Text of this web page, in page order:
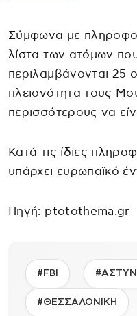
Σύμφωνα με
λίστα των ατόμων
περιλαμβάνονται 25
πλειονότητα τους
περισσότερους να
Κατά τις ίδιες
υπάρχει ευρωπαϊκό
Πηγή: ptotothema.gr
#FBI
#ΘΕΣΣΑΛΟΝΙΚΗ